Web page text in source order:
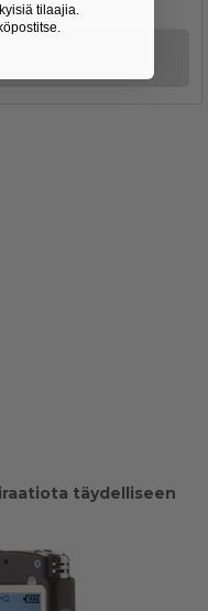
täydelliseen
tilaajia.